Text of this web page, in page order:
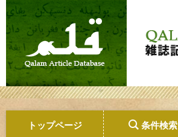
トップページ 条件検索